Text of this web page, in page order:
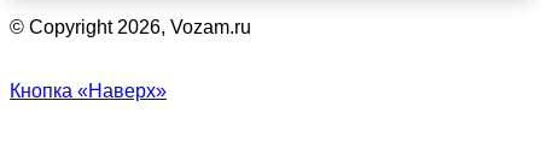
© Copyright 2026, Vozam.ru
Кнопка «Наверх»